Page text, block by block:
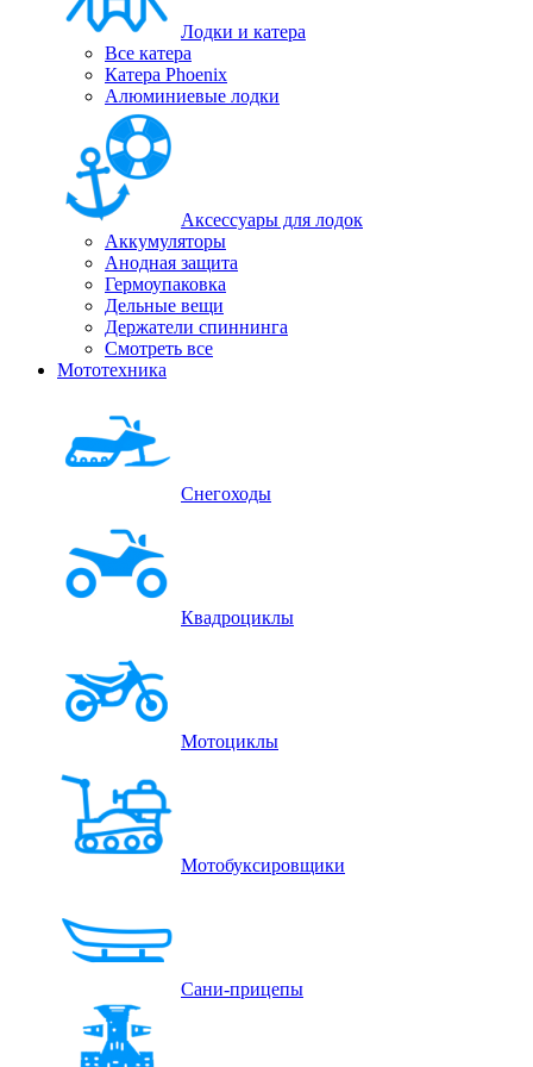
Лодки и катера
Все катера
Катера Phoenix
Алюминиевые лодки
Аксессуары для лодок
Аккумуляторы
Анодная защита
Гермоупаковка
Дельные вещи
Держатели спиннинга
Смотреть все
Мототехника
Снегоходы
Квадроциклы
Мотоциклы
Мотобуксировщики
Сани-прицепы